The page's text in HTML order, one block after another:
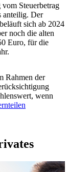
Steuerbetrag
anteilig. Der
sich ab 2024
noch die alten
Euro, für die
Rahmen der
wenn